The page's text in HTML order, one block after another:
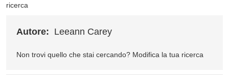
ricerca
Autore: Leeann Carey
Non trovi quello che stai cercando? Modifica la tua ricerca